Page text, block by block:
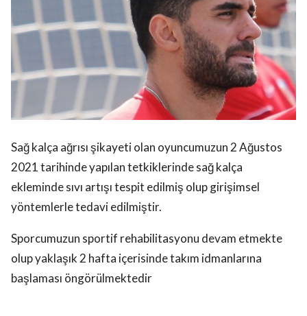
Sağ kalça ağrısı şikayeti olan oyuncumuzun 2 Ağustos
2021 tarihinde yapılan tetkiklerinde sağ kalça
ekleminde sıvı artışı tespit edilmiş olup girişimsel
yöntemlerle tedavi edilmiştir.
Sporcumuzun sportif rehabilitasyonu devam etmekte
olup yaklaşık 2 hafta içerisinde takım idmanlarına
başlaması öngörülmektedir